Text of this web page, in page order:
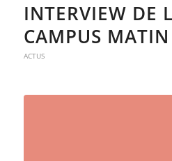
INTERVIEW DE
CAMPUS MATIN
ACTUS